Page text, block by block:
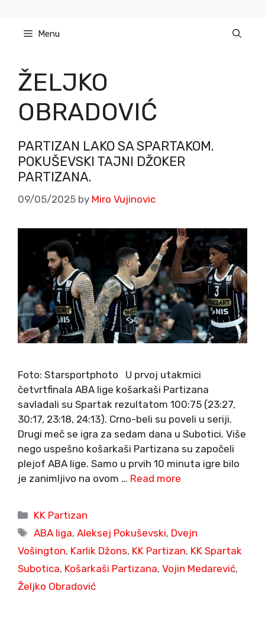
content Menu
ŽELJKO
OBRADOVIĆ
PARTIZAN LAKO SA SPARTAKOM.
POKUŠEVSKI TAJNI DŽOKER
PARTIZANA.
09/05/2025 by Miro Vujinovic
Foto: Starsportphoto U prvoj utakmici
četvrtfinala ABA lige košarkaši Partizana
savladali su Spartak rezultatom 100:75 (23:27,
30:17, 23:18, 24:13). Crno-beli su poveli u seriji.
Drugi meč se igra za sedam dana u Subotici. Više
nego uspešno košarkaši Partizana su započeli
plejof ABA lige. Samo u prvih 10 minuta igre bilo
je zanimljivo na ovom … Read more
Categories
KK Partizan
Tags
ABA liga,Aleksej Pokuševski, Dvejn
Vošington, Karlik Džons, KK Partizan, KK Spartak
Subotica, Košarkaši Partizana, Vojin Medarević,
Željko Obradović